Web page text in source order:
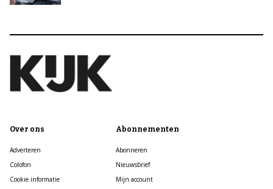
Over ons
Adverteren
Colofon
Cookie informatie
Abonnementen
Abonneren
Nieuwsbrief
Mijn account